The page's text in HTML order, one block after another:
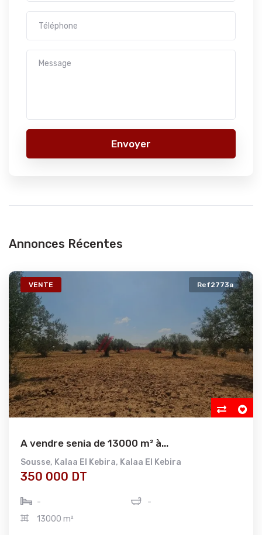
Envoyer
Annonces Récentes
VENTE Ref2773a
A vendre senia de 13000 m² à...
Sousse, Kalaa El Kebira, Kalaa El Kebira
350 000 DT
-
-
13000 m²